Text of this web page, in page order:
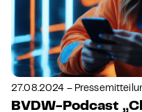
27.08.2024 –
BVDW-Podcast